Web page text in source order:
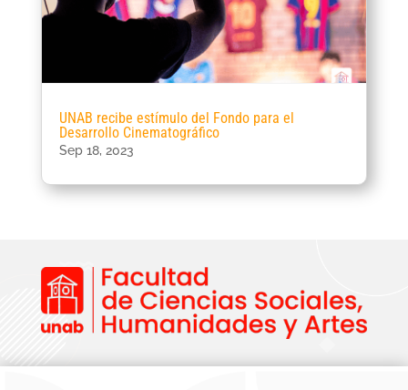
UNAB recibe estímulo del Fondo para el
Desarrollo Cinematográfico
Sep 18, 2023